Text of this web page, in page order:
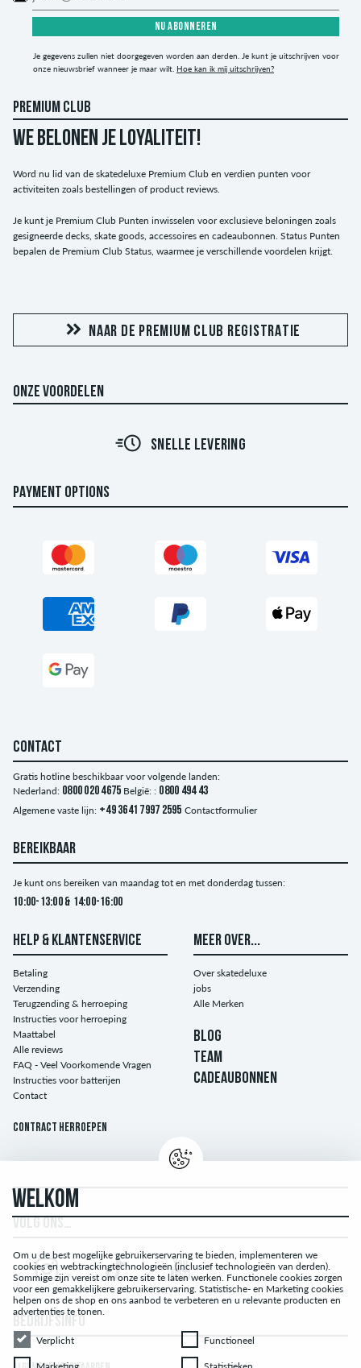
NU ABONNEREN
Je gegevens zullen niet doorgegeven worden aan derden. Je kunt je uitschrijven voor
onze nieuwsbrief wanneer je maar wilt. Hoe kan ik mij uitschrijven?
PREMIUM CLUB
WE BELONEN JE LOYALITEIT!
Word nu lid van de skatedeluxe Premium Club en verdien punten voor
activiteiten zoals bestellingen of product reviews.
Je kunt je Premium Club Punten inwisselen voor exclusieve beloningen zoals
gesigneerde decks, skate goods, accessoires en cadeaubonnen. Status Punten
bepalen de Premium Club Status, waarmee je verschillende voordelen krijgt.
NAAR DE PREMIUM CLUB REGISTRATIE
ONZE VOORDELEN
SNELLE LEVERING
PAYMENT OPTIONS
CONTACT
Gratis hotline beschikbaar voor volgende landen:
Nederland: 0800 020 4675 België: : 0800 494 43
Algemene vaste lijn: +49 3641 7997 2595 Contactformulier
BEREIKBAAR
Je kunt ons bereiken van maandag tot en met donderdag tussen:
10:00-13:00 & 14:00-16:00
HELP & KLANTENSERVICE
Betaling
Verzending
Terugzending & herroeping
Instructies voor herroeping
Maattabel
Alle reviews
FAQ - Veel Voorkomende Vragen
Instructies voor batterijen
Contact
Contract herroepen
MEER OVER...
Over skatedeluxe
jobs
Alle Merken
BLOG
TEAM
CADEAUBONNEN
WELKOM
Om u de best mogelijke gebruikerservaring te bieden, implementeren we
cookies en webtrackingtechnologieën (inclusief technologieën van derden).
Sommige zijn vereist om onze site te laten werken. Functionele cookies zorgen
voor een gemakkelijkere gebruikerservaring. Statistische- en Marketing cookies
helpen ons de shop en ons aanbod te verbeteren en u relevante producten en
advertenties te tonen.
VerplichtVerplicht Functioneel
Functioneel
Marketing
Statistieken